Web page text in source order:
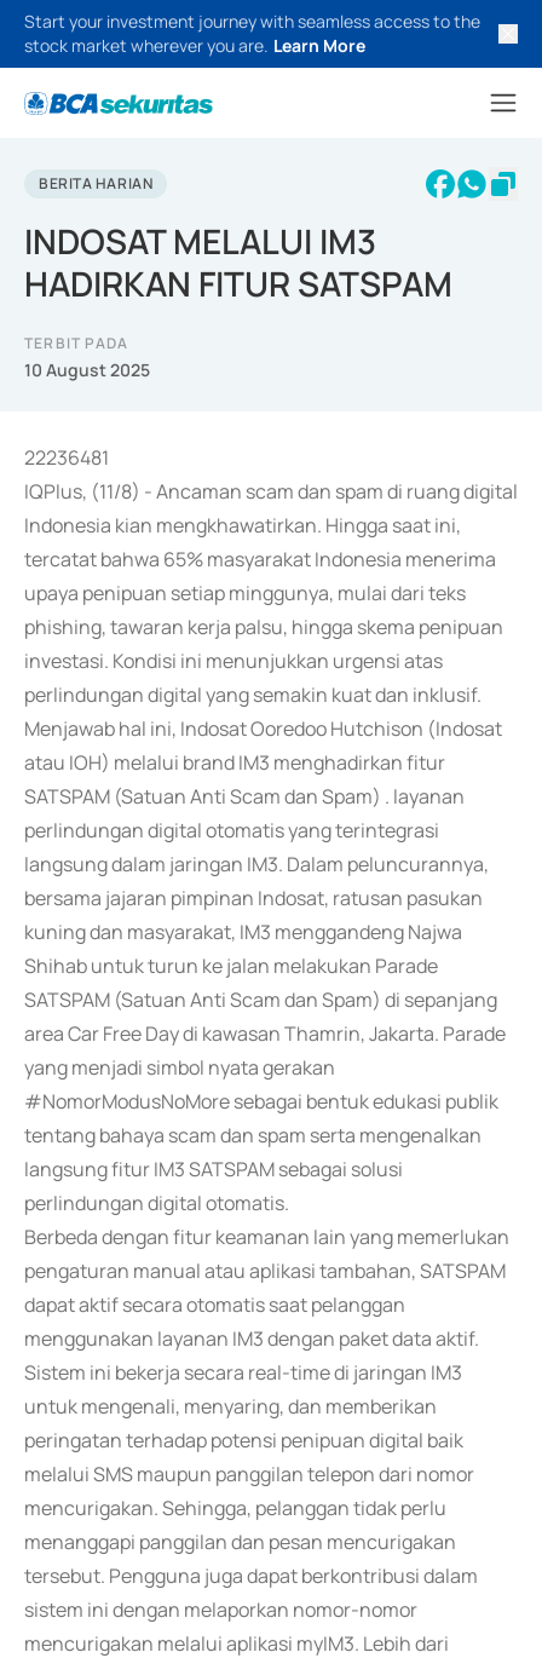
Start your investment journey with seamless access to the
stock market wherever you are. Learn More
BERITA HARIAN
INDOSAT MELALUI IM3
HADIRKAN FITUR SATSPAM
TERBIT PADA
10 August 2025
22236481
IQPlus, (11/8) - Ancaman scam dan spam di ruang digital
Indonesia kian mengkhawatirkan. Hingga saat ini,
tercatat bahwa 65% masyarakat Indonesia menerima
upaya penipuan setiap minggunya, mulai dari teks
phishing, tawaran kerja palsu, hingga skema penipuan
investasi. Kondisi ini menunjukkan urgensi atas
perlindungan digital yang semakin kuat dan inklusif.
Menjawab hal ini, Indosat Ooredoo Hutchison (Indosat
atau IOH) melalui brand IM3 menghadirkan fitur
SATSPAM (Satuan Anti Scam dan Spam) . layanan
perlindungan digital otomatis yang terintegrasi
langsung dalam jaringan IM3. Dalam peluncurannya,
bersama jajaran pimpinan Indosat, ratusan pasukan
kuning dan masyarakat, IM3 menggandeng Najwa
Shihab untuk turun ke jalan melakukan Parade
SATSPAM (Satuan Anti Scam dan Spam) di sepanjang
area Car Free Day di kawasan Thamrin, Jakarta. Parade
yang menjadi simbol nyata gerakan
#NomorModusNoMore sebagai bentuk edukasi publik
tentang bahaya scam dan spam serta mengenalkan
langsung fitur IM3 SATSPAM sebagai solusi
perlindungan digital otomatis.
Berbeda dengan fitur keamanan lain yang memerlukan
pengaturan manual atau aplikasi tambahan, SATSPAM
dapat aktif secara otomatis saat pelanggan
menggunakan layanan IM3 dengan paket data aktif.
Sistem ini bekerja secara real-time di jaringan IM3
untuk mengenali, menyaring, dan memberikan
peringatan terhadap potensi penipuan digital baik
melalui SMS maupun panggilan telepon dari nomor
mencurigakan. Sehingga, pelanggan tidak perlu
menanggapi panggilan dan pesan mencurigakan
tersebut. Pengguna juga dapat berkontribusi dalam
sistem ini dengan melaporkan nomor-nomor
mencurigakan melalui aplikasi myIM3. Lebih dari